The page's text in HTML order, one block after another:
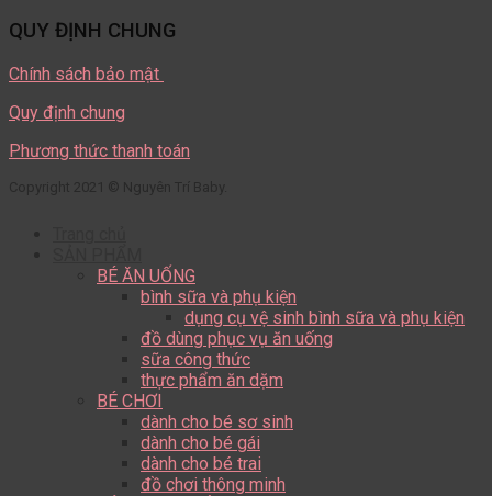
QUY ĐỊNH CHUNG
Chính sách bảo mật
Quy định chung
Phương thức thanh toán
Copyright 2021 © Nguyên Trí Baby.
BÉ ĂN UỐNG
bình sữa và phụ kiện
dụng cụ vệ sinh bình sữa và phụ kiện
đồ dùng phục vụ ăn uống
sữa công thức
thực phẩm ăn dặm
BÉ CHƠI
dành cho bé sơ sinh
dành cho bé gái
dành cho bé trai
đồ chơi thông minh